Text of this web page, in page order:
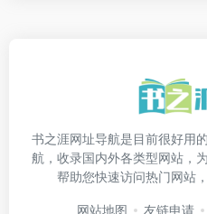
书之涯网址导航是目前很好用
航，收录国内外各类型网站，
帮助您快速访问热门网站
网站地图 友链申请